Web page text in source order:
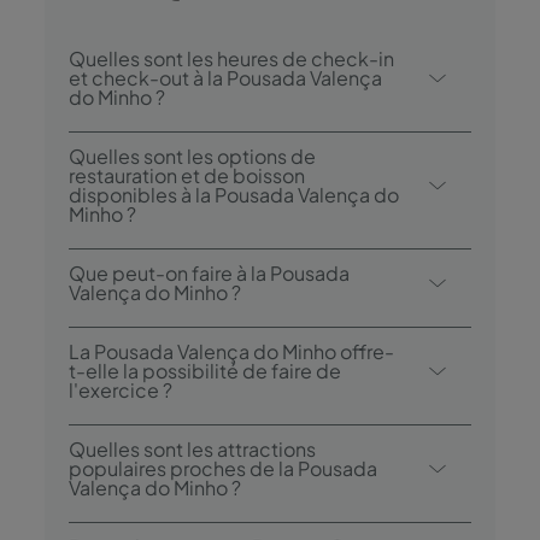
Quelles sont les heures de check-in
et check-out à la Pousada Valença
do Minho ?
Le check-in à la Pousada Valença do Minho
est possible à partir de 15h00, et le check-
out jusqu’à 12h00.
Quelles sont les options de
restauration et de boisson
disponibles à la Pousada Valença do
Minho ?
La Pousada Valença do Minho possède 1
restaurant : Pousada Valença do Minho.
Que peut-on faire à la Pousada
Valença do Minho ?
La Pousada Valença do Minho propose les
activités / services suivants (des frais
peuvent s'appliquer):
- Visites culturelles guidées
- Sports nautiques
- Promenades à vélo
La Pousada Valença do Minho offre-
t-elle la possibilité de faire de
l'exercice ?
Oui, les hôtes peuvent faire des randonnées
pendant leur séjour.
Quelles sont les attractions
populaires proches de la Pousada
Valença do Minho ?